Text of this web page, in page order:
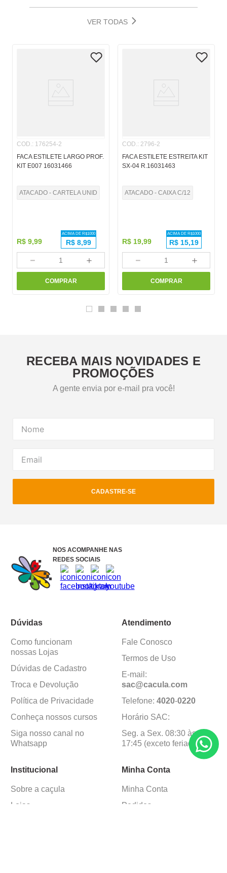
VER TODAS
COD.: 176254-2
FACA ESTILETE LARGO PROF.
KIT E007 16031466
ATACADO - CARTELA UNID
R$ 9,99
ACIMA DE R$1000
R$ 8,99
＋
－
COMPRAR
COD.: 2796-2
FACA ESTILETE ESTREITA KIT
SX-04 R.16031463
ATACADO - CAIXA C/12
R$ 19,99
ACIMA DE R$1000
R$ 15,19
＋
－
COMPRAR
RECEBA MAIS NOVIDADES E
PROMOÇÕES
A gente envia por e-mail pra você!
CADASTRE-SE
NOS ACOMPANHE NAS
REDES SOCIAIS
Dúvidas
Como funcionam
nossas Lojas
Dúvidas de Cadastro
Troca e Devolução
Política de Privacidade
Conheça nossos cursos
Siga nosso canal no
Whatsapp
Atendimento
Fale Conosco
Termos de Uso
E-mail:
sac@cacula.com
Telefone: 4020-0220
Horário SAC:
Seg. a Sex. 08:30 às
17:45 (exceto feriados)
Institucional
Sobre a caçula
Lojas
Minha Conta
Minha Conta
Pedidos